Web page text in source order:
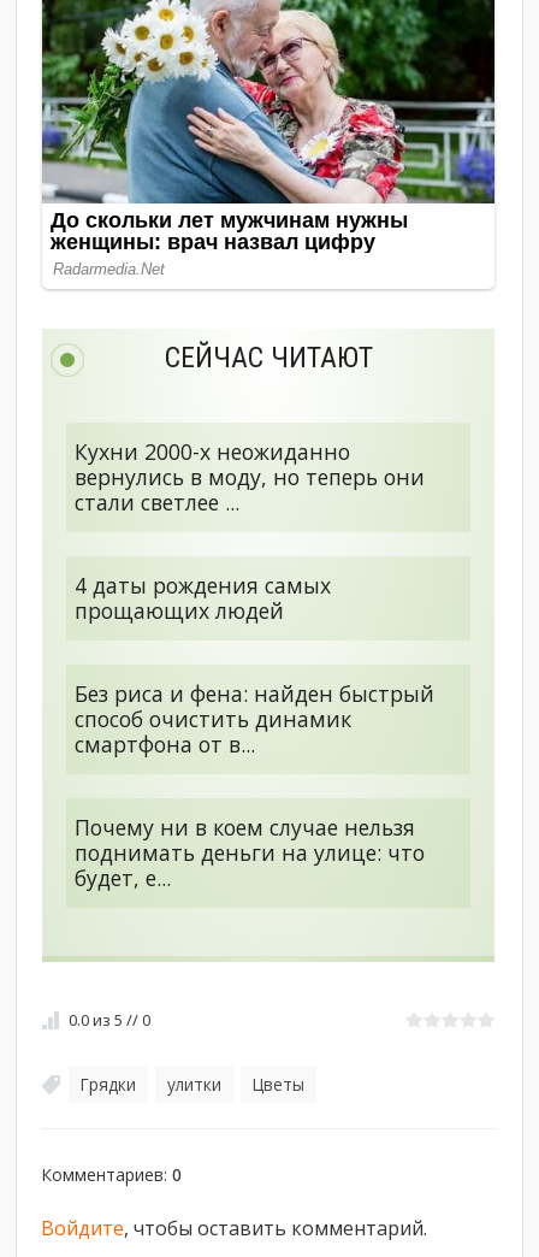
СЕЙЧАС ЧИТАЮТ
Кухни 2000-х неожиданно
вернулись в моду, но теперь они
стали светлее ...
4 даты рождения самых
прощающих людей
Без риса и фена: найден быстрый
способ очистить динамик
смартфона от в...
Почему ни в коем случае нельзя
поднимать деньги на улице: что
будет, е...
0.0из5 // 0
Грядки улитки Цветы
Комментариев:0
Войдите, чтобы оставить комментарий.